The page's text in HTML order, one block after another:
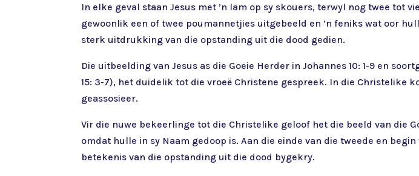
In elke geval staan Jesus met ’n lam op sy skouers, terwyl nog twee tot
gewoonlik een of twee poumannetjies uitgebeeld en ’n feniks wat oor
sterk uitdrukking van die opstanding uit die dood gedien.
Die uitbeelding van Jesus as die Goeie Herder in Johannes 10: 1-9 en
15: 3-7), het duidelik tot die vroeë Christene gespreek. In die Christelike
geassosieer.
Vir die nuwe bekeerlinge tot die Christelike geloof het die beeld van die
omdat hulle in sy Naam gedoop is. Aan die einde van die tweede en
betekenis van die opstanding uit die dood bygekry.